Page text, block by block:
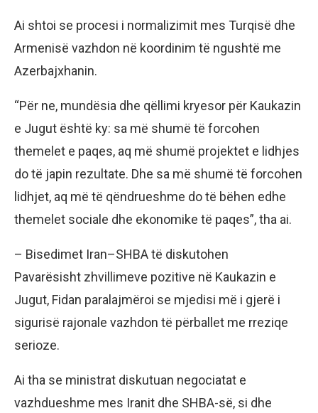
Ai shtoi se procesi i normalizimit mes Turqisë dhe
Armenisë vazhdon në koordinim të ngushtë me
Azerbajxhanin.
“Për ne, mundësia dhe qëllimi kryesor për Kaukazin
e Jugut është ky: sa më shumë të forcohen
themelet e paqes, aq më shumë projektet e lidhjes
do të japin rezultate. Dhe sa më shumë të forcohen
lidhjet, aq më të qëndrueshme do të bëhen edhe
themelet sociale dhe ekonomike të paqes”, tha ai.
– Bisedimet Iran–SHBA të diskutohen
Pavarësisht zhvillimeve pozitive në Kaukazin e
Jugut, Fidan paralajmëroi se mjedisi më i gjerë i
sigurisë rajonale vazhdon të përballet me rreziqe
serioze.
Ai tha se ministrat diskutuan negociatat e
vazhdueshme mes Iranit dhe SHBA-së, si dhe